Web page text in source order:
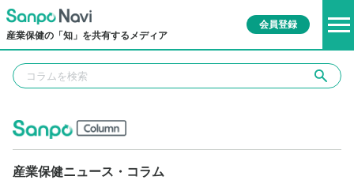
産業保健の「知」を共有するメディア
会員登録
産業保健ニュース・コラム